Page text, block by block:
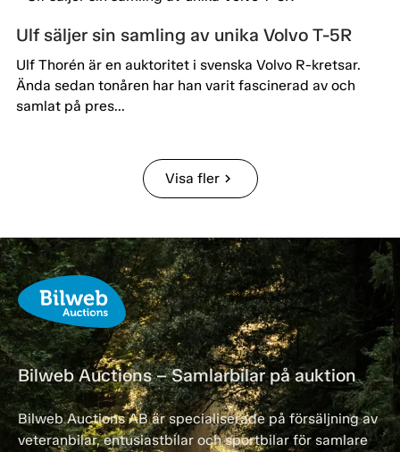
Ulf säljer sin samling av unika Volvo T-5R
Ulf Thorén är en auktoritet i svenska Volvo R-kretsar.
Ända sedan tonåren har han varit fascinerad av och
samlat på pres...
Visa flerchevron_right
Bilweb Auctions – Samlarbilar på auktion
Bilweb Auctions AB är specialiserade på försäljning av
veteranbilar, entusiastbilar och sportbilar för samlare